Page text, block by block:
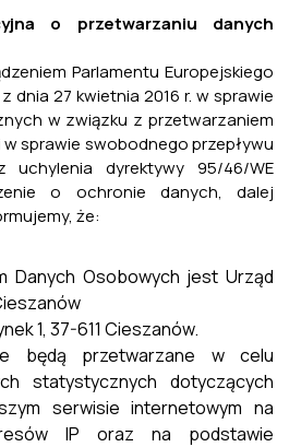
o przetwarzaniu danych
Parlamentu Europejskiego
dnia 27 kwietnia 2016 r. w sprawie
w związku z przetwarzaniem
sprawie swobodnego przepływu
uchylenia dyrektywy 95/46/WE
o ochronie danych, dalej
że:
Danych Osobowych jest Urząd
1, 37-611 Cieszanów.
będą przetwarzane w celu
statystycznych dotyczących
serwisie internetowym na
IP oraz na podstawie